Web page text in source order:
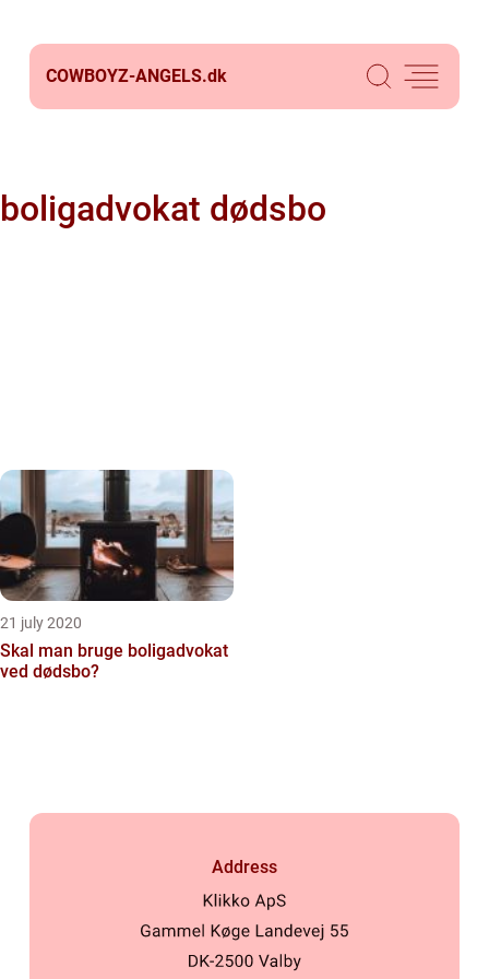
COWBOYZ-ANGELS.dk
boligadvokat dødsbo
21 july 2020
Skal man bruge boligadvokat
ved dødsbo?
Address